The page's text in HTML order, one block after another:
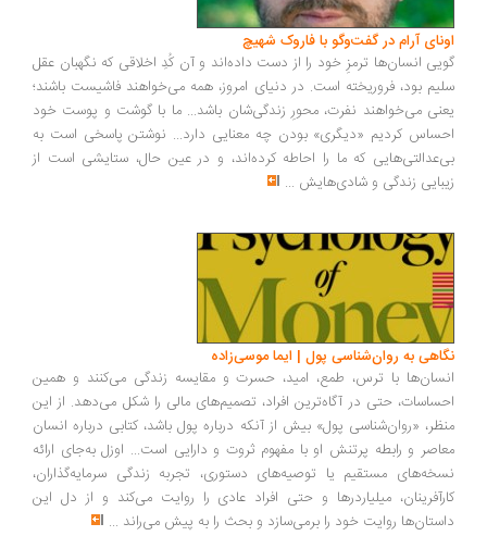
آرام در گفت‌وگو با فاروک شهیچ‭
انسان‌ها ترمزِ خود را از دست داده‌اند و آن کُدِ اخلاقی که نگهبان عقل
بود، فروریخته است. در دنیای امروز، همه می‌خواهند فاشیست باشند؛
می‌خواهند نفرت، محورِ زندگی‌شان باشد... ما با گوشت و پوست خود
کردیم «دیگری» بودن چه معنایی دارد... نوشتن پاسخی است به
که ما را احاطه کرده‌اند، و در عین حال، ستایشی است از
زندگی و شادی‌هایش...
به روان‌شناسی پول | ایما موسی‌زاده
با ترس، طمع، امید، حسرت و مقایسه زندگی می‌کنند و همین
حتی در آگاه‌ترین افراد، تصمیم‌های مالی را شکل می‌دهد. از این
«روان‌شناسی پول» بیش از آنکه درباره پول باشد، کتابی درباره انسان
و رابطه پرتنش او با مفهوم ثروت و دارایی است... اوزل به‌جای ارائه
مستقیم یا توصیه‌های دستوری، تجربه زندگی سرمایه‌گذاران،
میلیاردرها و حتی افراد عادی را روایت می‌کند و از دل این
روایت خود را برمی‌سازد و بحث را به پیش می‌راند...